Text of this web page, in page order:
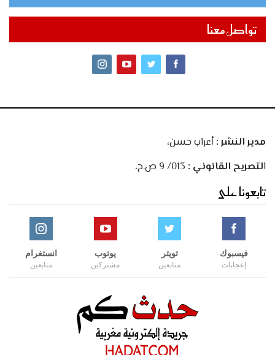
تواصل معنا
مدير النشر :أعراب حسن،
التصريح القانوني :
تابعونا على
فيسبوك
إعجابات
تويتر
متابعين
يوتوب
مشتركين
انستغرام
متابعين